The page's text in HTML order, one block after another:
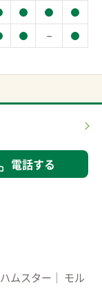
－
電話する
ハムスター
モル